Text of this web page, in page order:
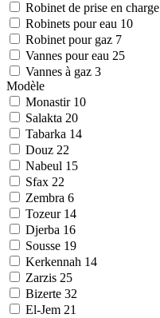
Robinet de prise en charge
Robinets pour eau 10
Robinet pour gaz 7
Vannes pour eau 25
Vannes à gaz 3
Modèle
Monastir 10
Salakta 20
Tabarka 14
Douz 22
Nabeul 15
Sfax 22
Zembra 6
Tozeur 14
Djerba 16
Sousse 19
Kerkennah 14
Zarzis 25
Bizerte 32
El-Jem 21